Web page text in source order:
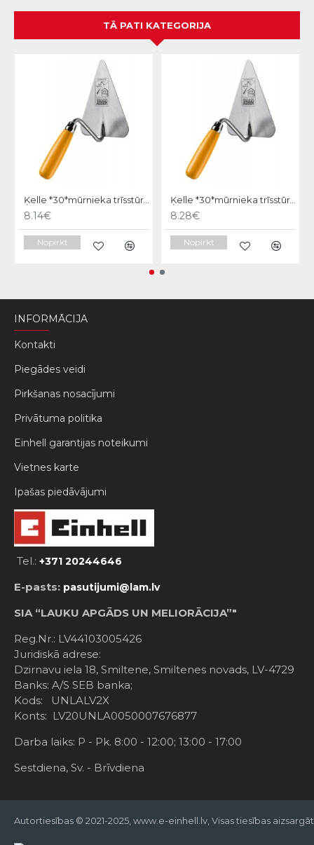
TĀ PATI KATEGORIJA
Ķelle *30*mūrnieka trīsstūra 18cm, Hardy
8.14€
Nopirkt
Ķelle *30*mūrnieka trīsstūra 20cm, Hardy
8.28€
Nopirkt
INFORMĀCIJA
Kontakti
Piegādes veidi
Pirkšanas nosacījumi
Privātuma politika
Einhell garantijas noteikumi
Vietnes karte
Ipašas piedāvājumi
Tel.: +371 20244646
E-pasts: pasutijumi@lam.lv
SIA “LAUKU APGĀDS UN MELIORĀCIJA”"
Reg.Nr.: LV44103005426
Juridiskā adrese:
Dzirnavu iela 18, Smiltene, Smiltenes novads, LV-4729
Banks: A/S SEB banka;
Kods: UNLALV2X
Konts: LV20UNLA0050007676877
Darba laiks: P - Pk. 8:00 - 12:00; 13:00 - 17:00
Sestdiena, Sv. - Brīvdiena
Autortiesības © 2021-2025, www.e-einhell.lv, Visas tiesības